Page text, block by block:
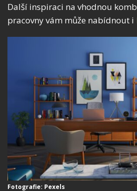
Další inspiraci na vhodnou
pracovny vám může nabídnout i
Fotografie: Pexels